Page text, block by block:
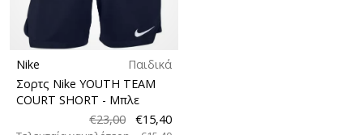
Nike
Παιδικά
Σορτς Nike YOUTH TEAM
COURT SHORT - Μπλε
€23,00
€15,40